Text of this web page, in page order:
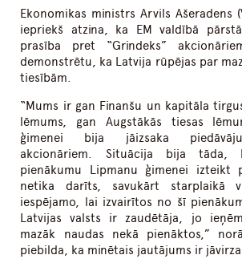
Ekonomikas ministrs Arvils Ašeradens
iepriekš atzina, ka EM valdībā
prasība pret “Grindeks”
demonstrētu, ka Latvija rūpējas par
tiesībām.
“Mums ir gan Finanšu un kapitāla
lēmums, gan Augstākās tiesas
ģimenei bija jāizsaka
akcionāriem. Situācija bija tāda,
pienākumu Lipmanu ģimenei izteikt
netika darīts, savukārt starplaikā
iespējamo, lai izvairītos no šī
Latvijas valsts ir zaudētāja, jo
mazāk naudas nekā pienāktos,”
piebilda, ka minētais jautājums ir